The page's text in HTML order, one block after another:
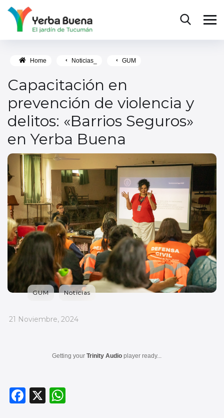
Home Noticias_ GUM
Capacitación en
prevención de violencia y
delitos: «Barrios Seguros»
en Yerba Buena
GUM Noticias
_
21 Noviembre, 2024
Getting your Trinity Audio player ready...
F
X